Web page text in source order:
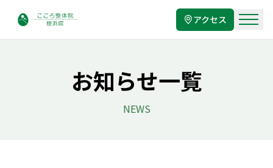
アクセス
お知らせ一覧
NEWS